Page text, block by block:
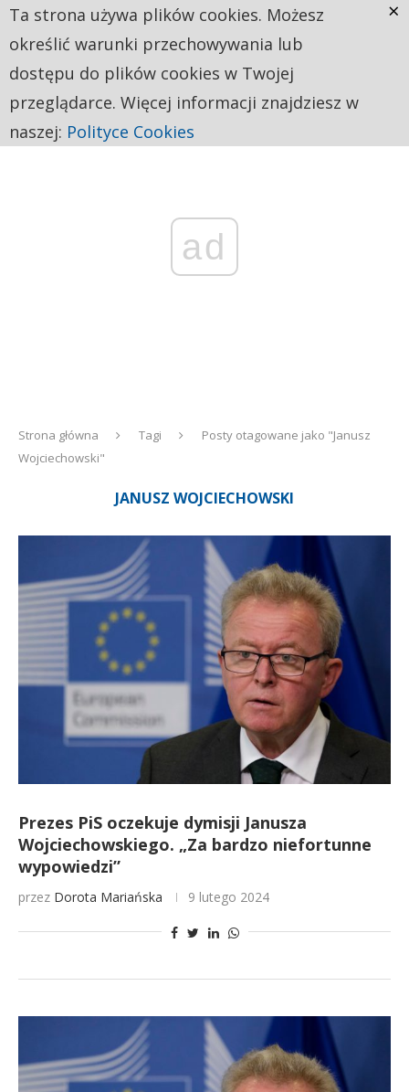
ad
Strona główna Tagi
Posty otagowane jako "Janusz
Wojciechowski"
JANUSZ WOJCIECHOWSKI
Prezes PiS oczekuje dymisji Janusza
Wojciechowskiego. „Za bardzo niefortunne
wypowiedzi”
przez Dorota Mariańska 9 lutego 2024
Ta strona używa plików cookies. Możesz
określić warunki przechowywania lub
dostępu do plików cookies w Twojej
przeglądarce. Więcej informacji znajdziesz w
naszej: Polityce Cookies
×